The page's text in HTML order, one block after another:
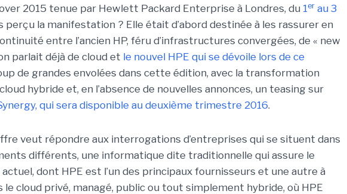
2015 tenue par Hewlett Packard Enterprise à Londres, du 1er au 3
perçu la manifestation ? Elle était d’abord destinée à les rassurer en
entre l’ancien HP, féru d’infrastructures convergées, de « new
parlait déjà de cloud et le nouvel HPE qui se dévoile lors de ce
de grandes envolées dans cette édition, avec la transformation
hybride et, en l’absence de nouvelles annonces, un teasing sur
qui sera disponible au deuxième trimestre 2016.
veut répondre aux interrogations d’entreprises qui se situent dans
différents, une informatique dite traditionnelle qui assure le
dont HPE est l’un des principaux fournisseurs et une autre à
le cloud privé, managé, public ou tout simplement hybride, où HPE